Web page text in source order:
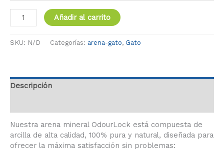
Añadir al carrito
SKU: N/D Categorías: arena-gato, Gato
Descripción
Nuestra arena mineral OdourLock está compuesta de
arcilla de alta calidad, 100% pura y natural, diseñada para
ofrecer la máxima satisfacción sin problemas: